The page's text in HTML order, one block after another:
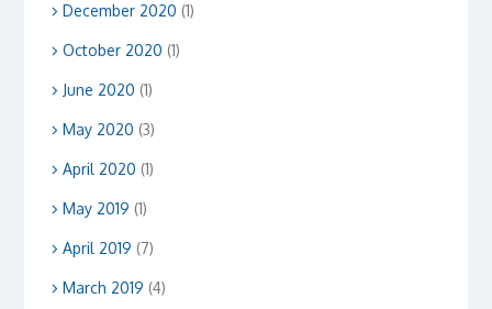
December 2020 (1)
October 2020 (1)
June 2020 (1)
May 2020 (3)
April 2020 (1)
May 2019 (1)
April 2019 (7)
March 2019 (4)